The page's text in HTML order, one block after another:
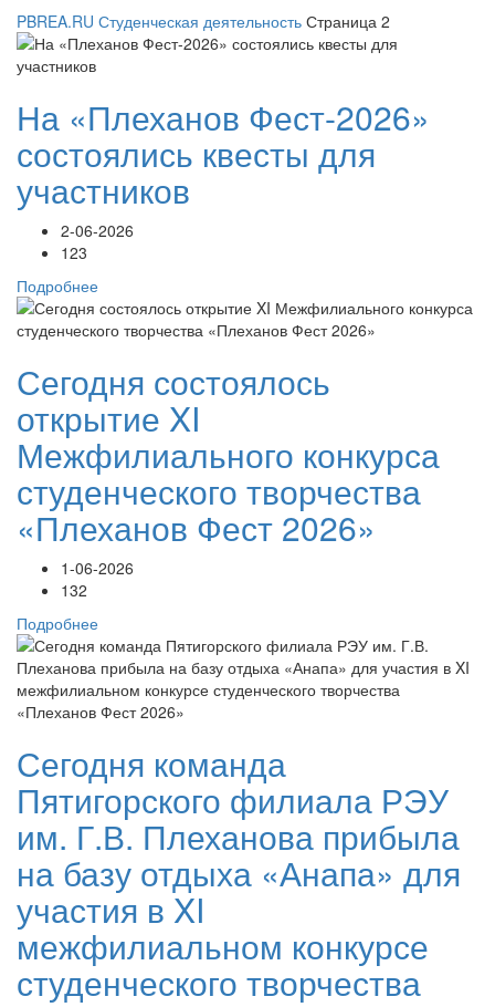
PBREA.RU Студенческая деятельность Страница 2
На «Плеханов Фест-2026»
состоялись квесты для
участников
2-06-2026
123
Подробнее
Сегодня состоялось
открытие XI
Межфилиального конкурса
студенческого творчества
«Плеханов Фест 2026»
1-06-2026
132
Подробнее
Сегодня команда
Пятигорского филиала РЭУ
им. Г.В. Плеханова прибыла
на базу отдыха «Анапа» для
участия в XI
межфилиальном конкурсе
студенческого творчества